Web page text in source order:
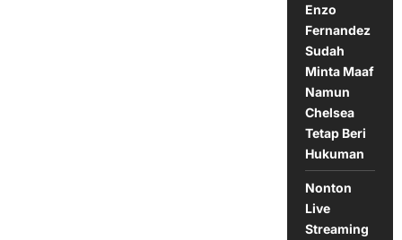
Enzo
Fernandez
Sudah
Minta Maaf
Namun
Chelsea
Tetap Beri
Hukuman
Nonton
Live
Streaming